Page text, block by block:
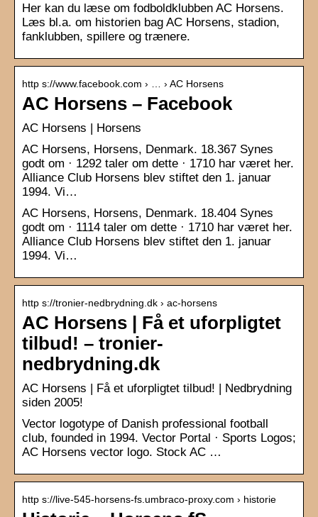
Her kan du læse om fodboldklubben AC Horsens.
Læs bl.a. om historien bag AC Horsens, stadion,
fanklubben, spillere og trænere.
http s://www.facebook.com › … › AC Horsens
AC Horsens – Facebook
AC Horsens | Horsens
AC Horsens, Horsens, Denmark. 18.367 Synes
godt om · 1292 taler om dette · 1710 har været her.
Alliance Club Horsens blev stiftet den 1. januar
1994. Vi…
AC Horsens, Horsens, Denmark. 18.404 Synes
godt om · 1114 taler om dette · 1710 har været her.
Alliance Club Horsens blev stiftet den 1. januar
1994. Vi…
http s://tronier-nedbrydning.dk › ac-horsens
AC Horsens | Få et uforpligtet
tilbud! – tronier-
nedbrydning.dk
AC Horsens | Få et uforpligtet tilbud! | Nedbrydning
siden 2005!
Vector logotype of Danish professional football
club, founded in 1994. Vector Portal · Sports Logos;
AC Horsens vector logo. Stock AC …
http s://live-545-horsens-fs.umbraco-proxy.com › historie